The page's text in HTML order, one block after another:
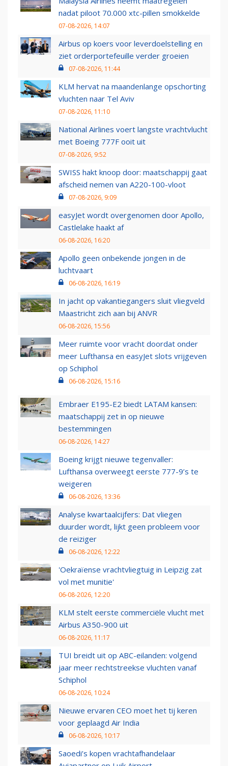
nadat piloot 70.000 xtc-pillen smokkelde
07-08-2026, 14:07
Airbus op koers voor leverdoelstelling en
ziet orderportefeuille verder groeien
07-08-2026, 11:44
KLM hervat na maandenlange opschorting
vluchten naar Tel Aviv
07-08-2026, 11:10
National Airlines voert langste vrachtvlucht
met Boeing 777F ooit uit
07-08-2026, 9:52
SWISS hakt knoop door: maatschappij gaat
afscheid nemen van A220-100-vloot
07-08-2026, 9:09
easyJet wordt overgenomen door Apollo,
Castlelake haakt af
06-08-2026, 16:20
Apollo geen onbekende jongen in de
luchtvaart
06-08-2026, 16:19
In jacht op vakantiegangers sluit vliegveld
Maastricht zich aan bij ANVR
06-08-2026, 15:56
Meer ruimte voor vracht doordat onder
meer Lufthansa en easyJet slots vrijgeven
op Schiphol
06-08-2026, 15:16
Embraer E195-E2 biedt LATAM kansen:
maatschappij zet in op nieuwe
bestemmingen
06-08-2026, 14:27
Boeing krijgt nieuwe tegenvaller:
Lufthansa overweegt eerste 777-9’s te
weigeren
06-08-2026, 13:36
Analyse kwartaalcijfers: Dat vliegen
duurder wordt, lijkt geen probleem voor
de reiziger
06-08-2026, 12:22
'Oekraïense vrachtvliegtuig in Leipzig zat
vol met munitie'
06-08-2026, 12:20
KLM stelt eerste commerciële vlucht met
Airbus A350-900 uit
06-08-2026, 11:17
TUI breidt uit op ABC-eilanden: volgend
jaar meer rechtstreekse vluchten vanaf
Schiphol
06-08-2026, 10:24
Nieuwe ervaren CEO moet het tij keren
voor geplaagd Air India
06-08-2026, 10:17
Saoedi’s kopen vrachtafhandelaar